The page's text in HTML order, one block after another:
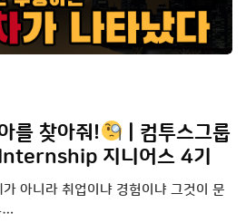
를 찾아줘!
| 컴투스그룹
지니어스 4기
아니라 취업이냐 경험이냐 그것이 문
…